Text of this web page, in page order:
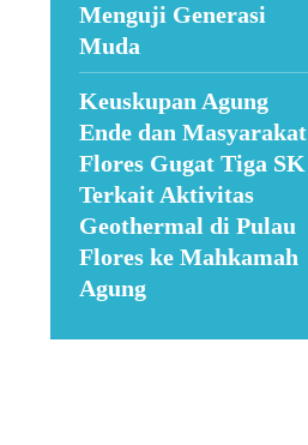
Menguji Generasi
Muda
Keuskupan Agung
Ende dan Masyarakat
Flores Gugat Tiga SK
Terkait Aktivitas
Geothermal di Pulau
Flores ke Mahkamah
Agung